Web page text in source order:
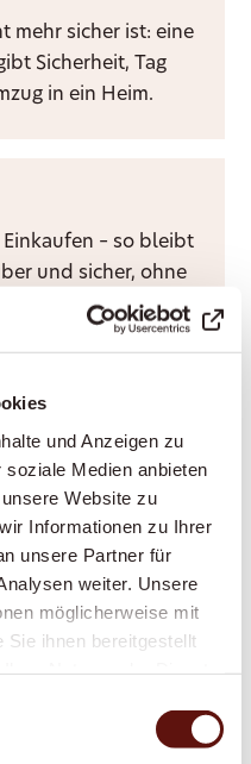
und Anzeigen zu
Medien anbieten
Website zu
Informationen zu Ihrer
unsere Partner für
weiter. Unsere
möglicherweise mit
Sie ihnen bereitgestellt
mehr sicher ist: eine
Sicherheit, Tag
in ein Heim.
Einkaufen – so bleibt
und sicher, ohne
müssen.
die
in den
im Umgang
und für